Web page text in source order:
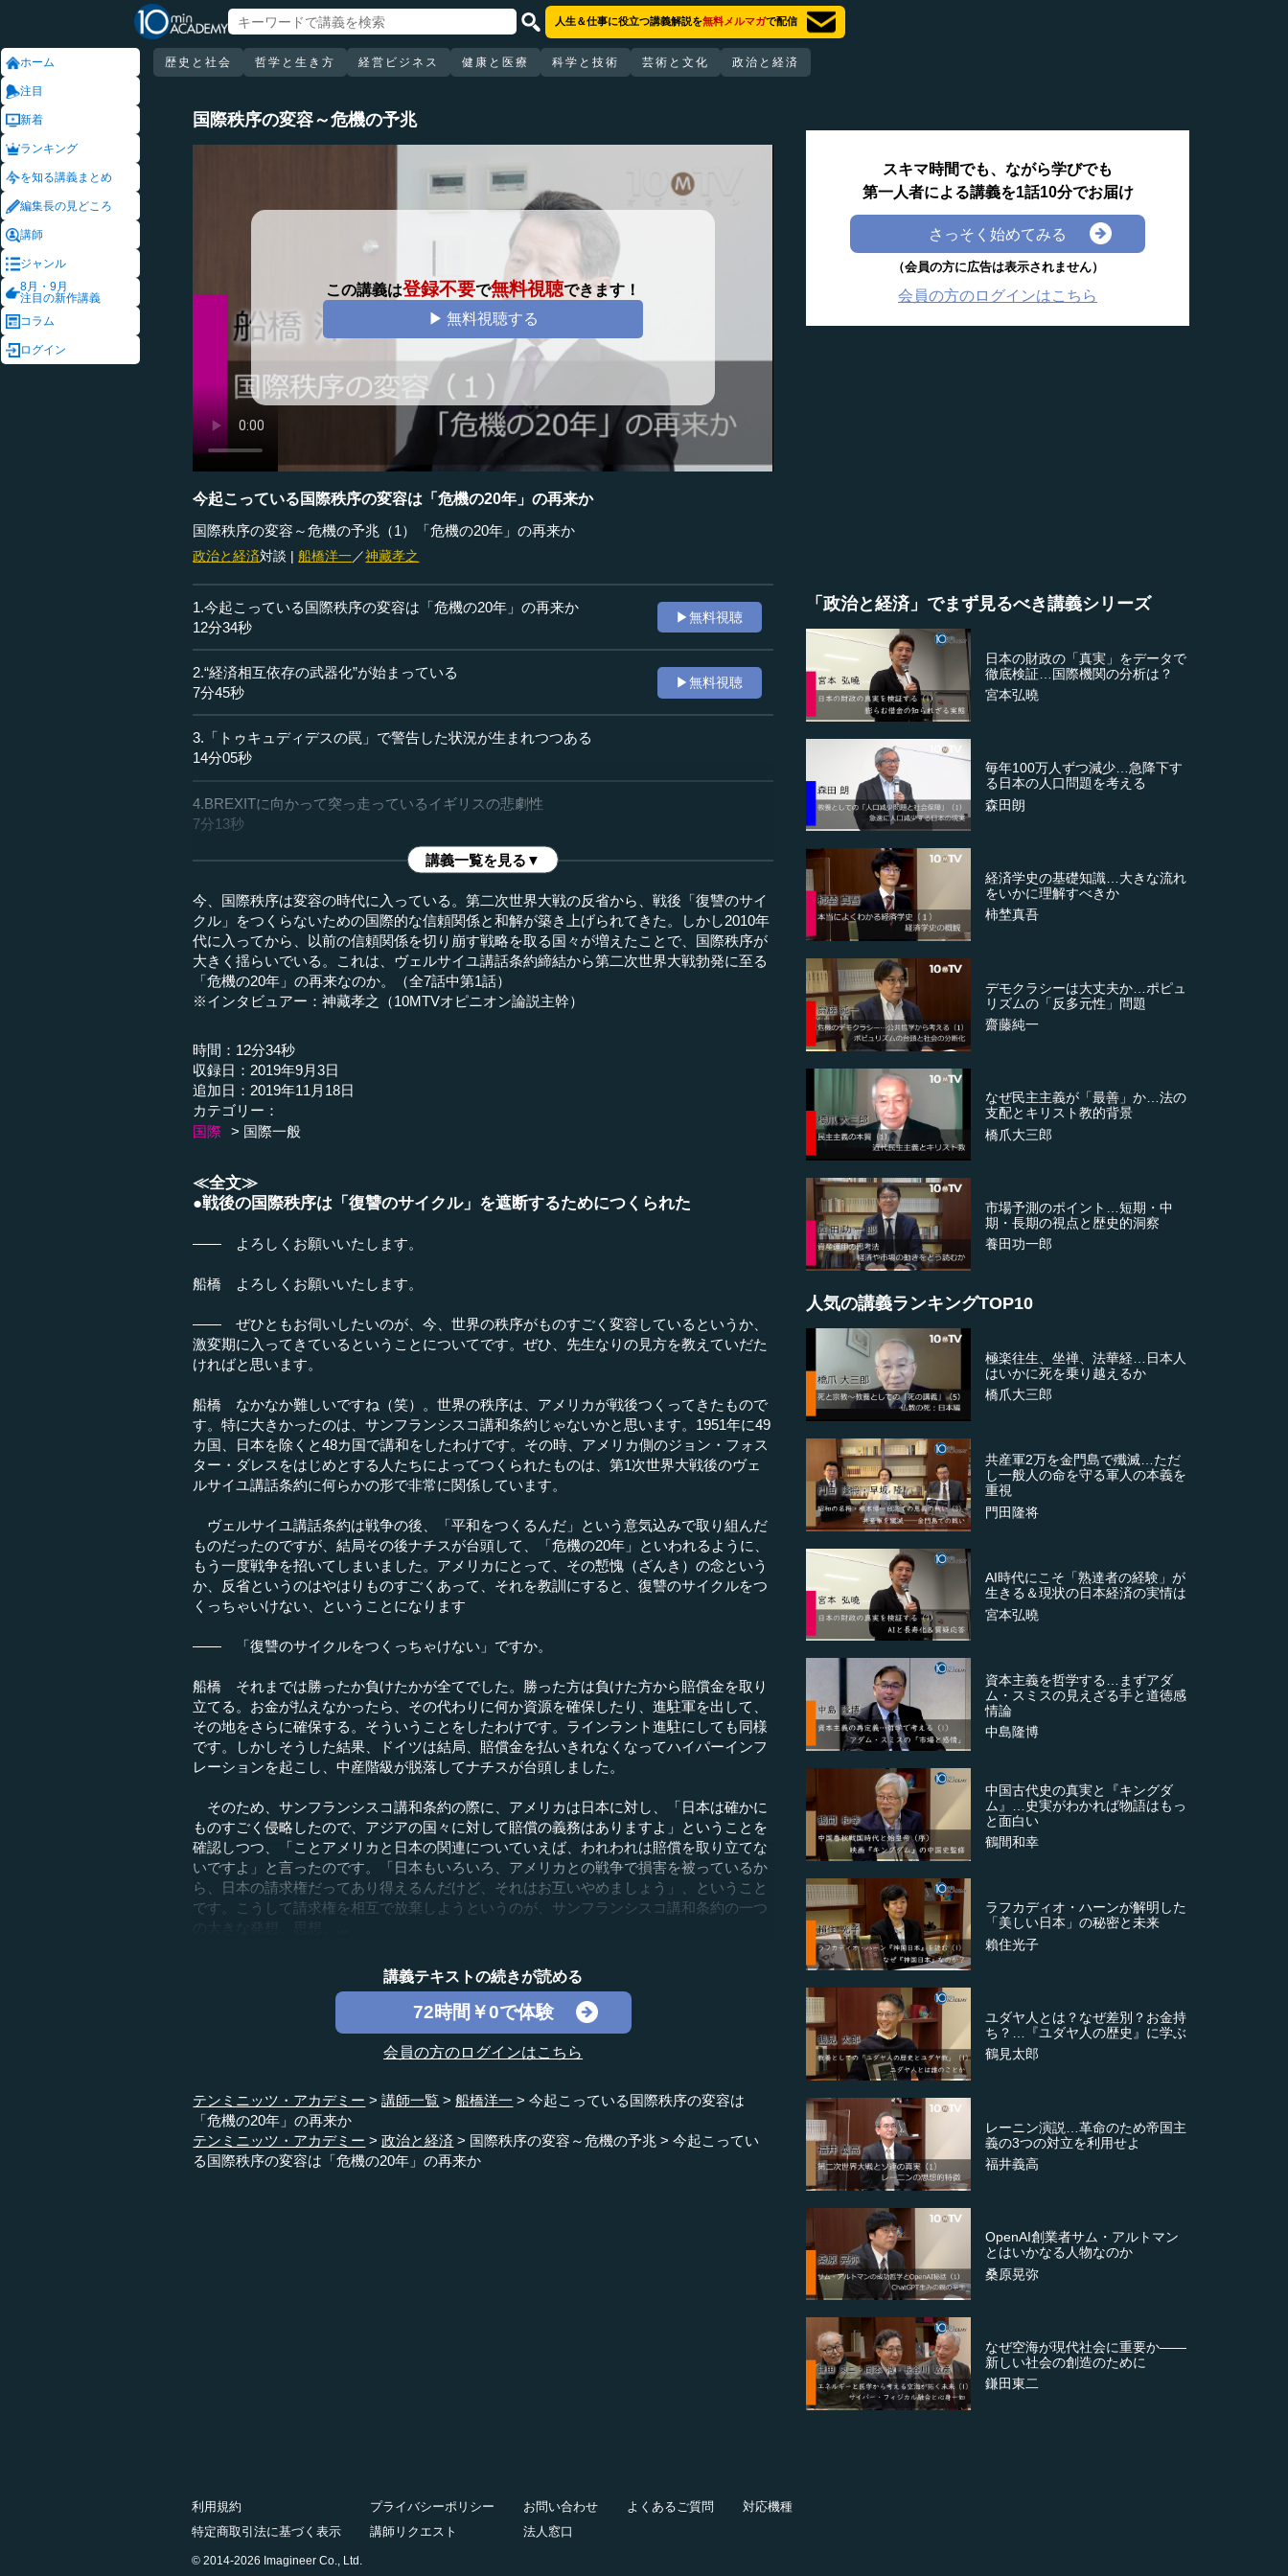
ホーム
注目
新着
ランキング
を知る講義まとめ
編集長の見どころ
講師
ジャンル
8月・9月
注目の新作講義
コラム
ログイン
人生＆仕事に役立つ講義解説を無料メルマガで配信
歴史と社会 哲学と生き方 経営ビジネス 健康と医療 科学と技術 芸術と文化 政治と経済
国際秩序の変容～危機の予兆
この講義は登録不要で無料視聴できます！
▶ 無料視聴する
今起こっている国際秩序の変容は「危機の20年」の再来か
国際秩序の変容～危機の予兆（1）「危機の20年」の再来か
政治と経済対談 |船橋洋一／神藏孝之
1.今起こっている国際秩序の変容は「危機の20年」の再来か
12分34秒
▶無料視聴
2.“経済相互依存の武器化”が始まっている
7分45秒
▶無料視聴
3.「トゥキュディデスの罠」で警告した状況が生まれつつある
14分05秒
4.BREXITに向かって突っ走っているイギリスの悲劇性
7分13秒
講義一覧を見る▼
今、国際秩序は変容の時代に入っている。第二次世界大戦の反省から、戦後「復讐のサイ
クル」をつくらないための国際的な信頼関係と和解が築き上げられてきた。しかし2010年
代に入ってから、以前の信頼関係を切り崩す戦略を取る国々が増えたことで、国際秩序が
大きく揺らいでいる。これは、ヴェルサイユ講話条約締結から第二次世界大戦勃発に至る
「危機の20年」の再来なのか。（全7話中第1話）
※インタビュアー：神藏孝之（10MTVオピニオン論説主幹）
時間：12分34秒
収録日：2019年9月3日
追加日：2019年11月18日
カテゴリー：
国際
国際一般
≪全文≫
●戦後の国際秩序は「復讐のサイクル」を遮断するためにつくられた
―― よろしくお願いいたします。
船橋 よろしくお願いいたします。
―― ぜひともお伺いしたいのが、今、世界の秩序がものすごく変容しているというか、
激変期に入ってきているということについてです。ぜひ、先生なりの見方を教えていだた
ければと思います。
船橋 なかなか難しいですね（笑）。世界の秩序は、アメリカが戦後つくってきたもので
す。特に大きかったのは、サンフランシスコ講和条約じゃないかと思います。1951年に49
カ国、日本を除くと48カ国で講和をしたわけです。その時、アメリカ側のジョン・フォス
ター・ダレスをはじめとする人たちによってつくられたものは、第1次世界大戦後のヴェ
ルサイユ講話条約に何らかの形で非常に関係しています。
ヴェルサイユ講話条約は戦争の後、「平和をつくるんだ」という意気込みで取り組んだ
ものだったのですが、結局その後ナチスが台頭して、「危機の20年」といわれるように、
もう一度戦争を招いてしまいました。アメリカにとって、その慙愧（ざんき）の念という
か、反省というのはやはりものすごくあって、それを教訓にすると、復讐のサイクルをつ
くっちゃいけない、ということになります
―― 「復讐のサイクルをつくっちゃけない」ですか。
船橋 それまでは勝ったか負けたかが全てでした。勝った方は負けた方から賠償金を取り
立てる。お金が払えなかったら、その代わりに何か資源を確保したり、進駐軍を出して、
その地をさらに確保する。そういうことをしたわけです。ラインラント進駐にしても同様
です。しかしそうした結果、ドイツは結局、賠償金を払いきれなくなってハイパーインフ
レーションを起こし、中産階級が脱落してナチスが台頭しました。
そのため、サンフランシスコ講和条約の際に、アメリカは日本に対し、「日本は確かに
ものすごく侵略したので、アジアの国々に対して賠償の義務はありますよ」ということを
確認しつつ、「ことアメリカと日本の関連についていえば、われわれは賠償を取り立てな
いですよ」と言ったのです。「日本もいろいろ、アメリカとの戦争で損害を被っているか
ら、日本の請求権だってあり得えるんだけど、それはお互いやめましょう」、ということ
です。こうして請求権を相互で放棄しようというのが、サンフランシスコ講和条約の一つ
の大きな発想、思想、...
講義テキストの続きが読める
72時間￥0で体験
会員の方のログインはこちら
テンミニッツ・アカデミー 講師一覧 船橋洋一
今起こっている国際秩序の変容は
「危機の20年」の再来か
テンミニッツ・アカデミー
政治と経済 国際秩序の変容～危機の予兆
今起こってい
る国際秩序の変容は「危機の20年」の再来か
スキマ時間でも、ながら学びでも
第一人者による講義を1話10分でお届け
さっそく始めてみる
（会員の方に広告は表示されません）
会員の方のログインはこちら
「政治と経済」でまず見るべき講義シリーズ
日本の財政の「真実」をデータで
徹底検証…国際機関の分析は？
宮本弘曉
毎年100万人ずつ減少…急降下す
る日本の人口問題を考える
森田朗
経済学史の基礎知識…大きな流れ
をいかに理解すべきか
柿埜真吾
デモクラシーは大丈夫か…ポピュ
リズムの「反多元性」問題
齋藤純一
なぜ民主主義が「最善」か…法の
支配とキリスト教的背景
橋爪大三郎
市場予測のポイント…短期・中
期・長期の視点と歴史的洞察
養田功一郎
人気の講義ランキングTOP10
極楽往生、坐禅、法華経…日本人
はいかに死を乗り越えるか
橋爪大三郎
共産軍2万を金門島で殲滅…ただ
し一般人の命を守る軍人の本義を
重視
門田隆将
AI時代にこそ「熟達者の経験」が
生きる＆現状の日本経済の実情は
宮本弘曉
資本主義を哲学する…まずアダ
ム・スミスの見えざる手と道徳感
情論
中島隆博
中国古代史の真実と『キングダ
ム』…史実がわかれば物語はもっ
と面白い
鶴間和幸
ラフカディオ・ハーンが解明した
「美しい日本」の秘密と未来
賴住光子
ユダヤ人とは？なぜ差別？お金持
ち？…『ユダヤ人の歴史』に学ぶ
鶴見太郎
レーニン演説…革命のため帝国主
義の3つの対立を利用せよ
福井義高
OpenAI創業者サム・アルトマン
とはいかなる人物なのか
桑原晃弥
なぜ空海が現代社会に重要か――
新しい社会の創造のために
鎌田東二
利用規約 プライバシーポリシー お問い合わせ よくあるご質問
対応機種
特定商取引法に基づく表示
講師リクエスト 法人窓口
© 2014-2026 Imagineer Co., Ltd.